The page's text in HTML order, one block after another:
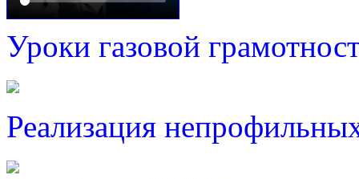
Уроки газовой
Реализация